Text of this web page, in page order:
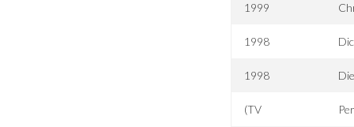
1999
1998
1998
(TV